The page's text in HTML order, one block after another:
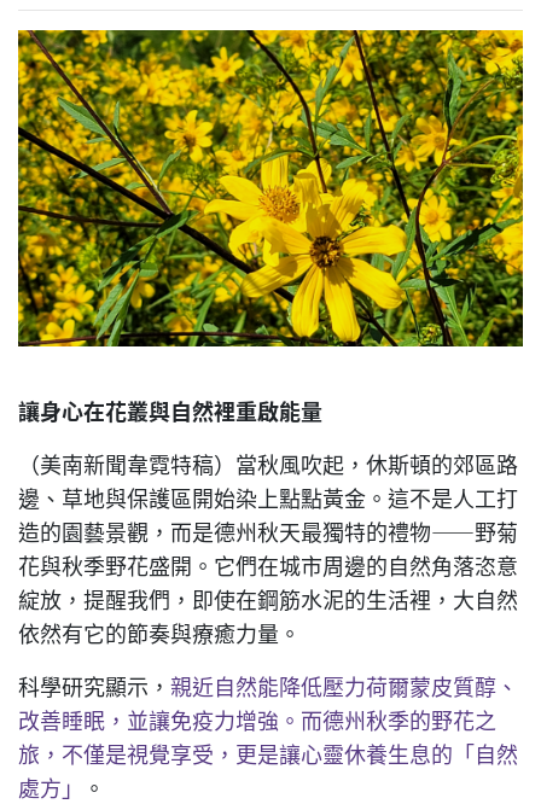
讓身心在花叢與自然裡重啟能量
（美南新聞韋霓特稿）當秋風吹起，休斯頓的郊區路
邊、草地與保護區開始染上點點黃金。這不是人工打
造的園藝景觀，而是德州秋天最獨特的禮物——野菊
花與秋季野花盛開。它們在城市周邊的自然角落恣意
綻放，提醒我們，即使在鋼筋水泥的生活裡，大自然
依然有它的節奏與療癒力量。
科學研究顯示， 親近自然能降低壓力荷爾蒙皮質醇、
改善睡眠，並讓免疫力增強。而德州秋季的野花之
旅，不僅是視覺享受，更是讓心靈休養生息的「自然
處方」
。